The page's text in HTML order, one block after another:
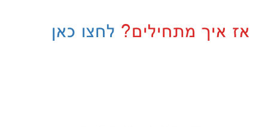
אז איך מתחילים? לחצו כאן